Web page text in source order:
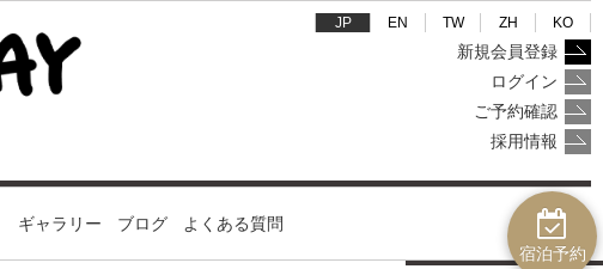
JP EN TW ZH KO
新規会員登録
ログイン
ご予約確認
採用情報
ギャラリー ブログ よくある質問
宿泊予約